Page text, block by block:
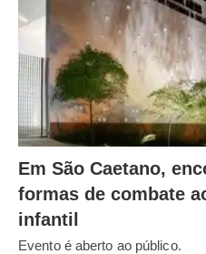
Em São Caetano,
formas de combate
infantil
Evento é aberto ao público.